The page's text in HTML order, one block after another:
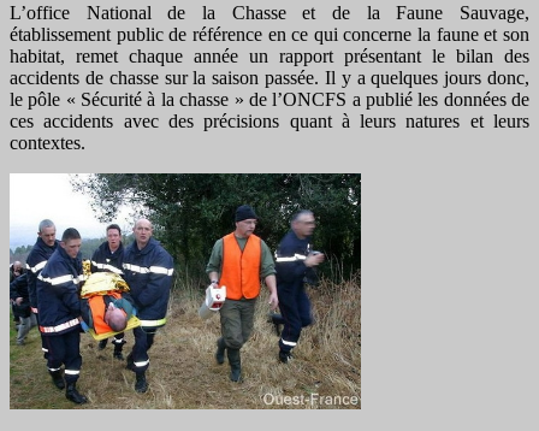
L’office National de la Chasse et de la Faune Sauvage,
établissement public de référence en ce qui concerne la faune et son
habitat, remet chaque année un rapport présentant le bilan des
accidents de chasse sur la saison passée. Il y a quelques jours donc,
le pôle « Sécurité à la chasse » de l’ONCFS a publié les données de
ces accidents avec des précisions quant à leurs natures et leurs
contextes.